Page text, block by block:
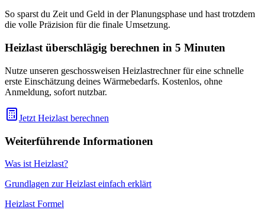
So sparst du Zeit und Geld in der Planungsphase und hast trotzdem
die volle Präzision für die finale Umsetzung.
Heizlast überschlägig berechnen in 5 Minuten
Nutze unseren geschossweisen Heizlastrechner für eine schnelle
erste Einschätzung deines Wärmebedarfs. Kostenlos, ohne
Anmeldung, sofort nutzbar.
Jetzt Heizlast berechnen
Weiterführende Informationen
Was ist Heizlast?
Grundlagen zur Heizlast einfach erklärt
Heizlast Formel